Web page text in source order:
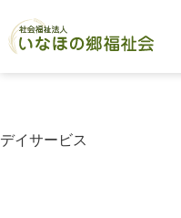
デイサービス